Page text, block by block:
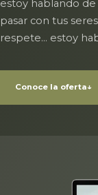
estoy hablando
pasar con tus
respete… estoy
Conoce la oferta↓